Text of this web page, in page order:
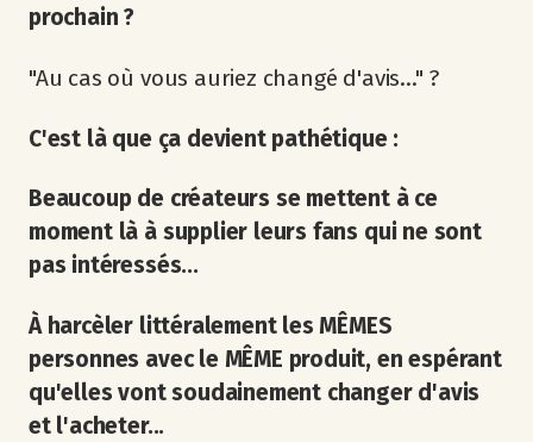
prochain ?
"Au cas où vous auriez changé d'avis..." ?
C'est là que ça devient pathétique :
Beaucoup de créateurs se mettent à ce
moment là à supplier leurs fans qui ne sont
pas intéressés...
À harcèler littéralement les MÊMES
personnes avec le MÊME produit, en espérant
qu'elles vont soudainement changer d'avis
et l'acheter...